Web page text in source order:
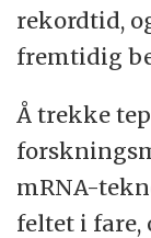
rekordtid,
fremtidig
Å trekke
mRNA-
feltet i fare,